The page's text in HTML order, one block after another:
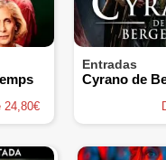
24,80€
Entradas